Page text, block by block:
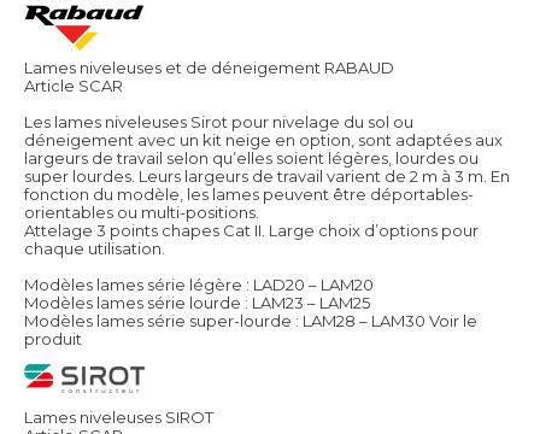
Lames niveleuses et de déneigement RABAUD
Article SCAR
Les lames niveleuses Sirot pour nivelage du sol ou
déneigement avec un kit neige en option, sont adaptées aux
largeurs de travail selon qu’elles soient légères, lourdes ou
super lourdes. Leurs largeurs de travail varient de 2 m à 3 m. En
fonction du modèle, les lames peuvent être déportables-
orientables ou multi-positions.
Attelage 3 points chapes Cat II. Large choix d’options pour
chaque utilisation.
Modèles lames série légère : LAD20 – LAM20
Modèles lames série lourde : LAM23 – LAM25
Modèles lames série super-lourde : LAM28 – LAM30 Voir le
produit
Lames niveleuses SIROT